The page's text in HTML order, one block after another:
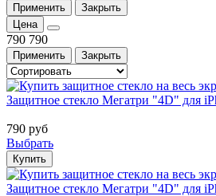
Применить
Закрыть
Цена
790 790
Применить Закрыть
Защитное стекло Мегатри "4D" для
790 руб
Выбрать
Купить
Защитное стекло Мегатри "4D" для